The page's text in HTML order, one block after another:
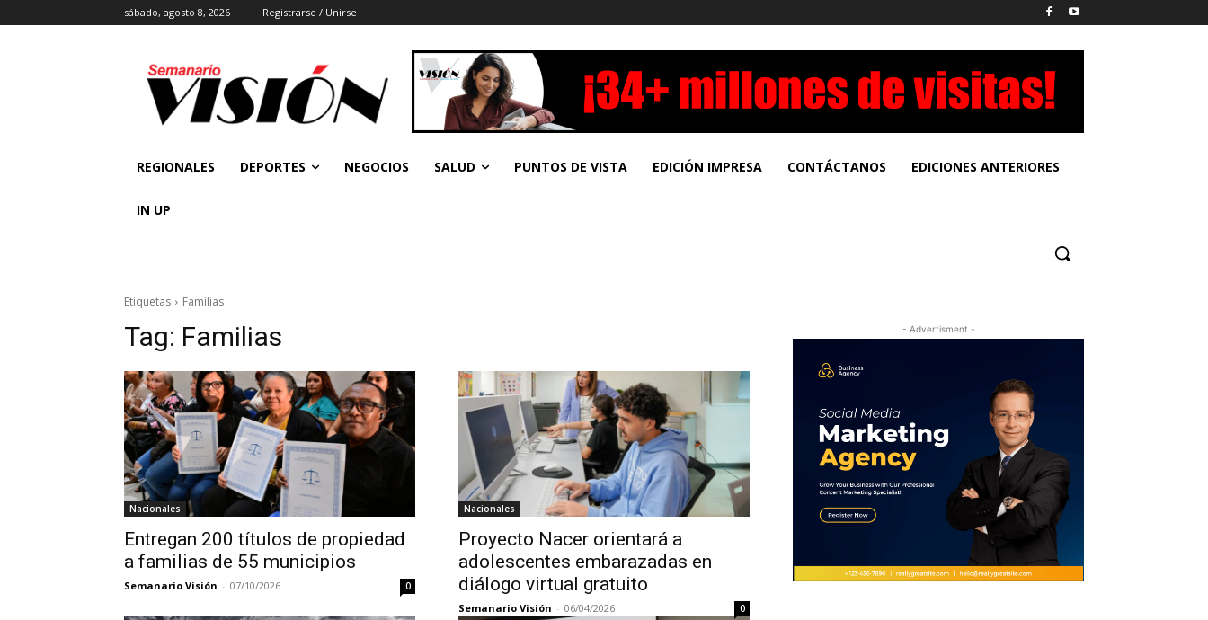
sábado, agosto 8, 2026 Registrarse / Unirse
REGIONALES DEPORTES NEGOCIOS SALUD PUNTOS DE VISTA EDICIÓN IMPRESA CONTÁCTANOS EDICIONES ANTERIORES
IN UP
Etiquetas Familias
Tag: Familias
Nacionales
Entregan 200 títulos de propiedad
a familias de 55 municipios
Semanario Visión - 07/10/2026 0
Nacionales
Proyecto Nacer orientará a
adolescentes embarazadas en
diálogo virtual gratuito
Semanario Visión - 06/04/2026 0
- Advertisment -